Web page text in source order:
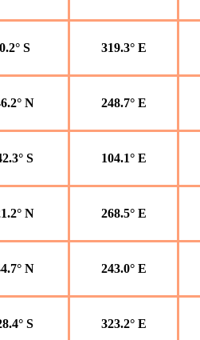
0.2° S 319.3° E
N 248.7° E
S 104.1° E
N 268.5° E
N 243.0° E
S 323.2° E